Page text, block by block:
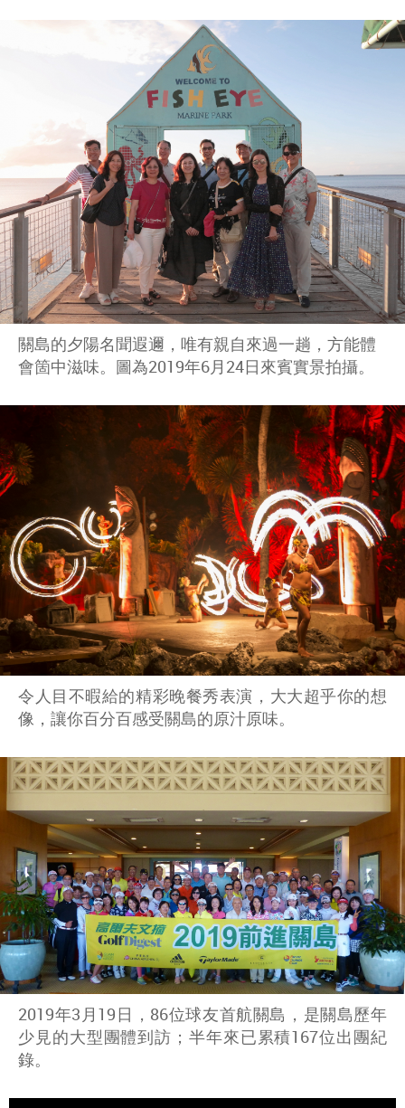
關島的夕陽名聞遐邇，唯有親自來過一趟，方能體
會箇中滋味。圖為2019年6月24日來賓實景拍攝。
令人目不暇給的精彩晚餐秀表演，大大超乎你的想
像，讓你百分百感受關島的原汁原味。
2019年3月19日，86位球友首航關島，是關島歷年
少見的大型團體到訪；半年來已累積167位出團紀
錄。